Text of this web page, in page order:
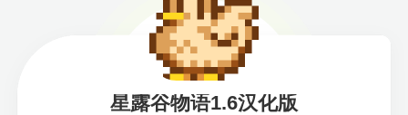
星露谷物语1.6汉化版